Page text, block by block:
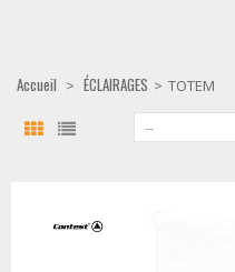
Accueil > ÉCLAIRAGES > TOTEM